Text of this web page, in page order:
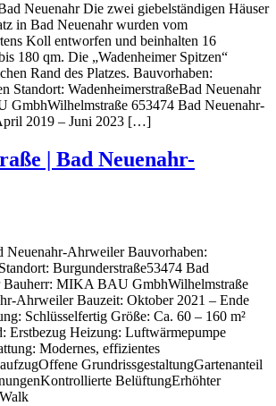
Neuenahr Die zwei giebelständigen Häuser
in Bad Neuenahr wurden vom
Koll entworfen und beinhalten 16
180 qm. Die „Wadenheimer Spitzen“
Rand des Platzes. Bauvorhaben:
Standort: WadenheimerstraßeBad Neuenahr
653474 Bad Neuenahr-
2019 – Juni 2023 […]
| Bad Neuenahr-
Neuenahr-Ahrweiler Bauvorhaben:
Burgunderstraße53474 Bad
Bauherr: MIKA BAU GmbhWilhelmstraße
Ahrweiler Bauzeit: Oktober 2021 – Ende
Schlüsselfertig Größe: Ca. 60 – 160 m²
Erstbezug Heizung: Luftwärmepumpe
Modernes, effizientes
GrundrissgestaltungGartenanteil
BelüftungErhöhter